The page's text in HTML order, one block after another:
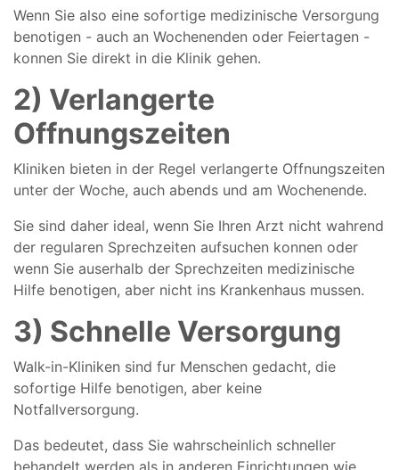
Wenn Sie also eine sofortige medizinische Versorgung
benotigen - auch an Wochenenden oder Feiertagen -
konnen Sie direkt in die Klinik gehen.
2) Verlangerte
Offnungszeiten
Kliniken bieten in der Regel verlangerte Offnungszeiten
unter der Woche, auch abends und am Wochenende.
Sie sind daher ideal, wenn Sie Ihren Arzt nicht wahrend
der regularen Sprechzeiten aufsuchen konnen oder
wenn Sie auserhalb der Sprechzeiten medizinische
Hilfe benotigen, aber nicht ins Krankenhaus mussen.
3) Schnelle Versorgung
Walk-in-Kliniken sind fur Menschen gedacht, die
sofortige Hilfe benotigen, aber keine
Notfallversorgung.
Das bedeutet, dass Sie wahrscheinlich schneller
behandelt werden als in anderen Einrichtungen wie